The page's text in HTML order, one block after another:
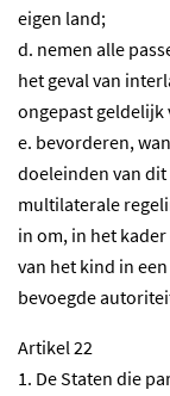
eigen land;
d. nemen alle
het geval van
ongepast
e. bevorderen,
doeleinden van
multilaterale
in om, in het
van het kind in
bevoegde
Artikel 22
1. De Staten die